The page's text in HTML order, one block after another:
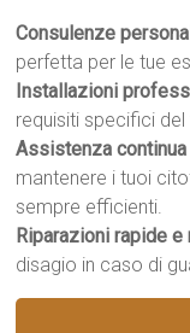
Consulenze
perfetta per le tue
Installazioni
requisiti specifici
Assistenza
mantenere i tuoi
sempre efficienti.
Riparazioni rapide
disagio in caso di